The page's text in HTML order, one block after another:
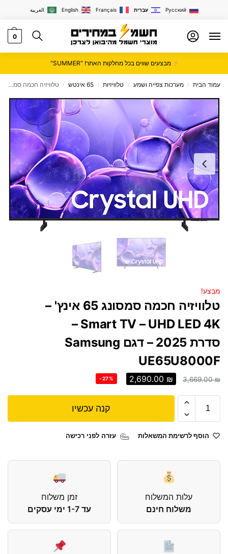
العربية English Français עִבְרִית Русский
0
מבצעים שווים בכל מחלקות האתר! "SUMMER"
עמוד הבית / מערכות צפייה ושמע / טלוויזיות / 65 אינטש / טלוויזיה חכמה סמסונג 65 אינץ' – Smart TV – UHD LED 4K – סדרת 2025 – דגם Samsung UE65U8000F
מבצע!
טלוויזיה חכמה סמסונג 65 אינץ' –
Smart TV – UHD LED 4K –
סדרת 2025 – דגם Samsung
UE65U8000F
3,669.00₪
2,690.00 ₪
-27%
קנה עכשיו
הוסף לרשימת המשאלות עזרה לפני רכישה
עלות המשלוח
משלוח חינם
זמן משלוח
עד 1-7 ימי עסקים